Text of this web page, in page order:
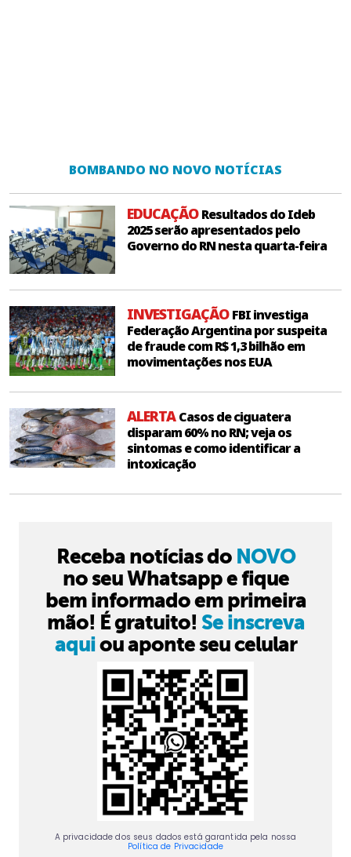
BOMBANDO NO NOVO NOTÍCIAS
EDUCAÇÃOResultados do Ideb
2025 serão apresentados pelo
Governo do RN nesta quarta-feira
INVESTIGAÇÃOFBI investiga
Federação Argentina por suspeita
de fraude com R$ 1,3 bilhão em
movimentações nos EUA
ALERTACasos de ciguatera
disparam 60% no RN; veja os
sintomas e como identificar a
intoxicação
Receba notícias do NOVO
no seu Whatsapp e fique
bem informado em primeira
mão! É gratuito! Se inscreva
aquiou aponte seu celular
A privacidade dos seus dados está garantida pela nossa
Política de Privacidade